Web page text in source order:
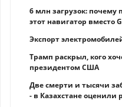
6 млн загрузок: почему
этот навигатор вместо
Экспорт
Трамп раскрыл, кого
президентом США
Две смерти и тысячи
- в Казахстане оценили